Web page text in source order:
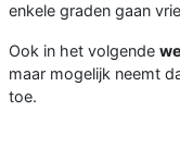
enkele graden gaan
Ook in het volgende
maar mogelijk neemt
toe.